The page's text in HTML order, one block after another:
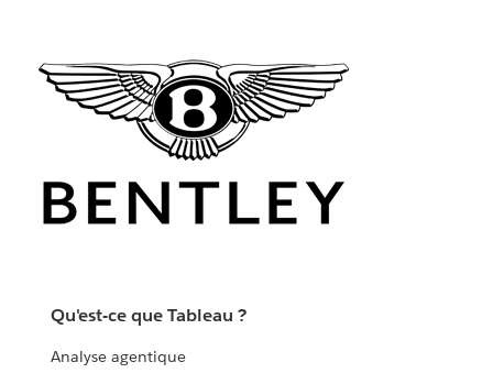
Qu'est-ce que Tableau ?
Analyse agentique